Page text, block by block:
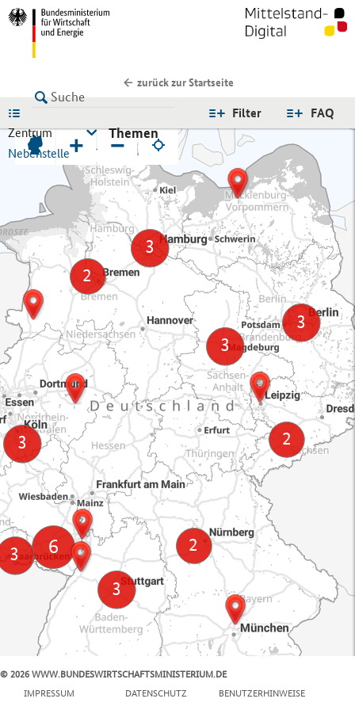
zurück zur Startseite
FAQ
Filter
Zentrum
Nebenstelle
Themen
+ −
© 2026 WWW.BUNDESWIRTSCHAFTSMINISTERIUM.DE
IMPRESSUM
DATENSCHUTZ BENUTZERHINWEISE